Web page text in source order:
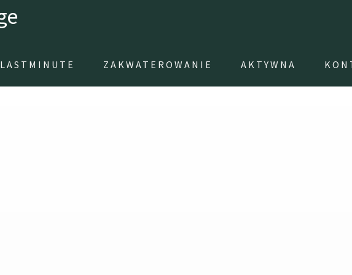
LASTMINUTE ZAKWATEROWANIE AKTYWNA